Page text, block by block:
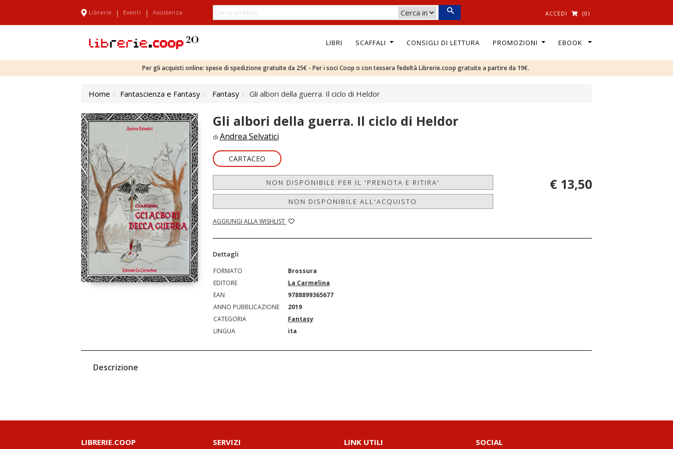
Librerie | Eventi | Assistenza ACCEDI (0)
LIBRI SCAFFALI CONSIGLI DI LETTURA PROMOZIONI EBOOK
Per gli acquisti online: spese di spedizione gratuite da 25€ - Per i soci Coop o con tessera fedeltà Librerie.coop gratuite a partire da 19€.
Home Fantascienza e Fantasy Fantasy Gli albori della guerra. Il ciclo di Heldor
Gli albori della guerra. Il ciclo di Heldor
di Andrea Selvatici
CARTACEO
NON DISPONIBILE PER IL 'PRENOTA E RITIRA'
NON DISPONIBILE ALL'ACQUISTO
AGGIUNGI ALLA WISHLIST
€ 13,50
Dettagli
FORMATO
Brossura
EDITORE
La Carmelina
EAN
9788899365677
ANNO PUBBLICAZIONE
2019
CATEGORIA
Fantasy
LINGUA
ita
Descrizione
LIBRERIE.COOP SERVIZI LINK UTILI SOCIAL